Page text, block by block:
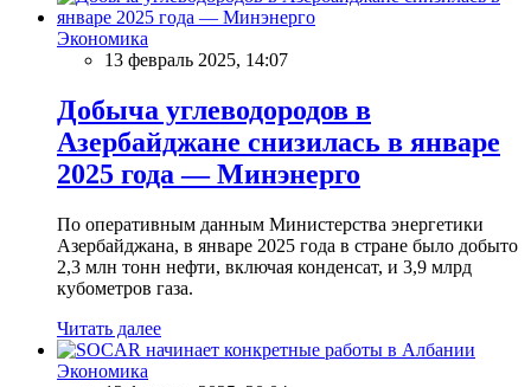
Экономика
13 февраль 2025, 14:07
Добыча углеводородов в
Азербайджане снизилась в январе
2025 года — Минэнерго
По оперативным данным Министерства энергетики
Азербайджана, в январе 2025 года в стране было добыто
2,3 млн тонн нефти, включая конденсат, и 3,9 млрд
кубометров газа.
Читать далее
Экономика